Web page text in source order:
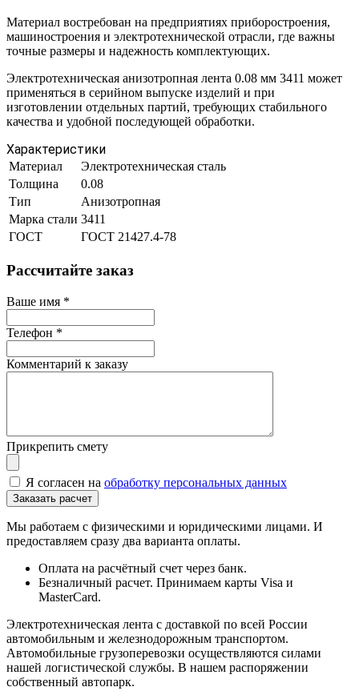
Материал востребован на предприятиях приборостроения,
машиностроения и электротехнической отрасли, где важны
точные размеры и надежность комплектующих.
Электротехническая анизотропная лента 0.08 мм 3411 может
применяться в серийном выпуске изделий и при
изготовлении отдельных партий, требующих стабильного
качества и удобной последующей обработки.
Характеристики
Материал
Электротехническая сталь
Толщина
0.08
Тип
Анизотропная
Марка стали 3411
ГОСТ
ГОСТ 21427.4-78
Рассчитайте заказ
Ваше имя *
Телефон *
Комментарий к заказу
Прикрепить смету
Я согласен на обработку персональных данных
Мы работаем с физическими и юридическими лицами. И
предоставляем сразу два варианта оплаты.
Оплата на расчётный счет через банк.
Безналичный расчет. Принимаем карты Visa и
MasterCard.
Электротехническая лента с доставкой по всей России
автомобильным и железнодорожным транспортом.
Автомобильные грузоперевозки осуществляются силами
нашей логистической службы. В нашем распоряжении
собственный автопарк.